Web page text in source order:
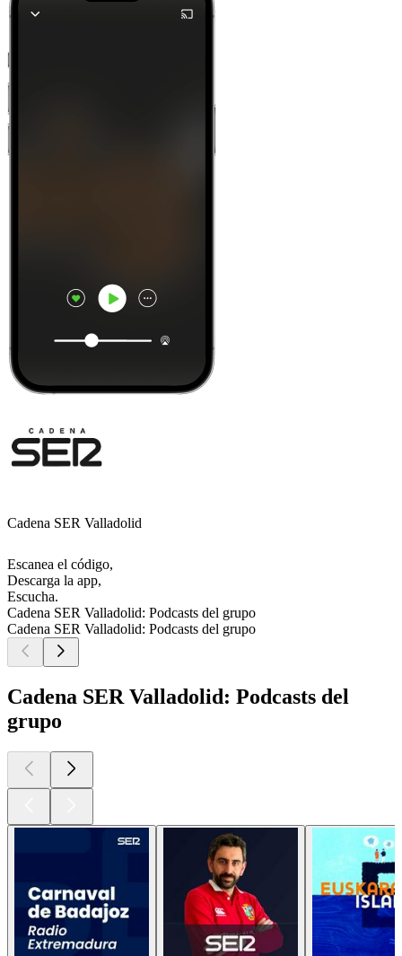
Cadena SER Valladolid
Escanea el código,
Descarga la app,
Escucha.
Cadena SER Valladolid: Podcasts del grupo
Cadena SER Valladolid: Podcasts del grupo
Cadena SER Valladolid: Podcasts del
grupo